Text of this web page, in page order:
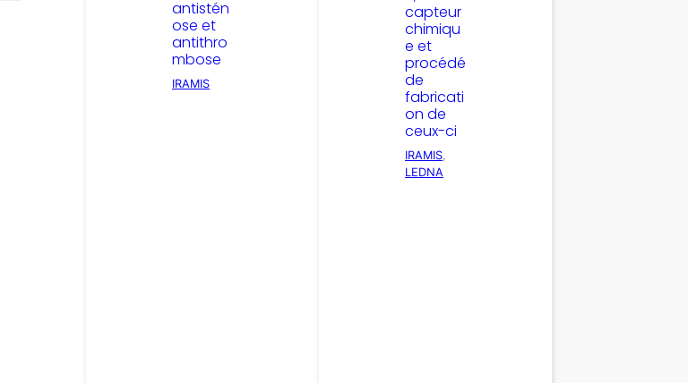
antistén
ose et
antithro
mbose
IRAMIS
capteur
chimiqu
e et
procédé
de
fabricati
on de
ceux-ci
IRAMIS
LEDNA